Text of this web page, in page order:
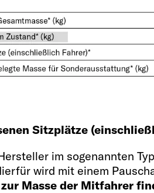
Sitzplätze
im sogenannten
wird mit einem
Masse der Mitfahrer
/ 261 / 281